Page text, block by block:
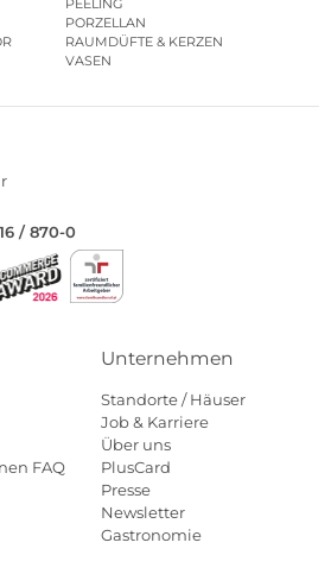
PEELING
PORZELLAN
RAUMDÜFTE & KERZEN
VASEN
/ 870-0
FAQ
Unternehmen
Standorte / Häuser
Job & Karriere
Über uns
PlusCard
Presse
Newsletter
Gastronomie